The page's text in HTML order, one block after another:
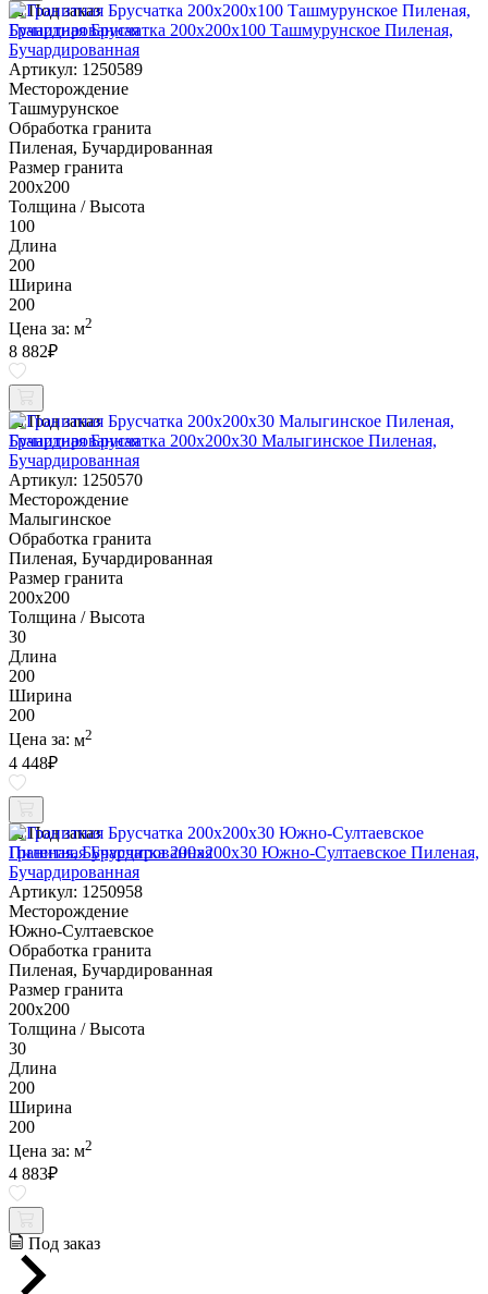
Под заказ
Гранитная Брусчатка 200х200x100 Ташмурунское Пиленая,
Бучардированная
Артикул: 1250589
Месторождение
Ташмурунское
Обработка гранита
Пиленая, Бучардированная
Размер гранита
200х200
Толщина / Высота
100
Длина
200
Ширина
200
Цена за: м2
8 882₽
Под заказ
Гранитная Брусчатка 200х200x30 Малыгинское Пиленая,
Бучардированная
Артикул: 1250570
Месторождение
Малыгинское
Обработка гранита
Пиленая, Бучардированная
Размер гранита
200х200
Толщина / Высота
30
Длина
200
Ширина
200
Цена за: м2
4 448₽
Под заказ
Гранитная Брусчатка 200х200x30 Южно-Султаевское Пиленая,
Бучардированная
Артикул: 1250958
Месторождение
Южно-Султаевское
Обработка гранита
Пиленая, Бучардированная
Размер гранита
200х200
Толщина / Высота
30
Длина
200
Ширина
200
Цена за: м2
4 883₽
Под заказ